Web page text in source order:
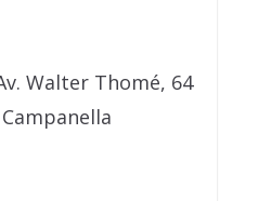
Walter Thomé, 64